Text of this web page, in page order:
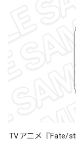
TVアニメ『Fate/